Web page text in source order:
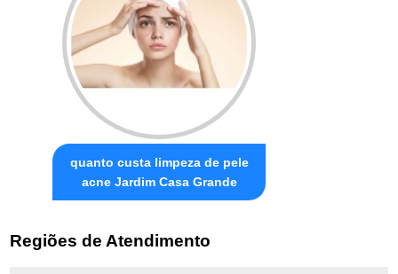
quanto custa limpeza de pele
acne Jardim Casa Grande
Regiões de Atendimento